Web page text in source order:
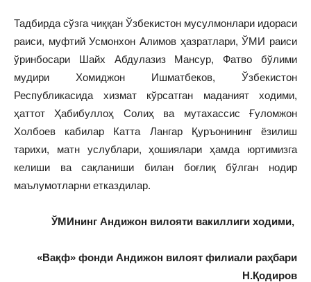
Тадбирда сўзга чиққан Ўзбекистон мусулмонлари идораси
раиси, муфтий Усмонхон Алимов ҳазратлари, ЎМИ раиси
ўринбосари Шайх Абдулазиз Мансур, Фатво бўлими
мудири Хомиджон Ишматбеков, Ўзбекистон
Республикасида хизмат кўрсатган маданият ходими,
ҳаттот Ҳабибуллоҳ Солиҳ ва мутахассис Ғуломжон
Холбоев кабилар Катта Лангар Қуръонининг ёзилиш
тарихи, матн услублари, ҳошиялари ҳамда юртимизга
келиши ва сақланиши билан боғлиқ бўлган нодир
маълумотларни етказдилар.
ЎМИнинг Андижон вилояти вакиллиги ходими,
«Вақф» фонди Андижон вилоят филиали раҳбари
Н.Қодиров